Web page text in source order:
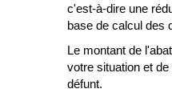
c'est-à-dire une
base de calcul des
Le montant de
votre situation et
défunt.